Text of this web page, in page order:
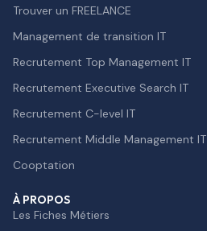
Trouver un FREELANCE
Management de transition IT
Recrutement Top Management IT
Recrutement Executive Search IT
Recrutement C-level IT
Recrutement Middle Management IT
Cooptation
À PROPOS
Les Fiches Métiers